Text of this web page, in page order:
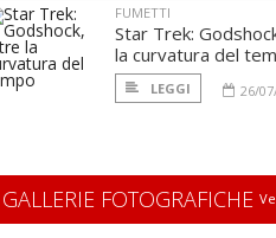
FUMETTI
Star Trek:
la curvatura del
LEGGI 26/
GALLERIE FOTOGRAFICHE